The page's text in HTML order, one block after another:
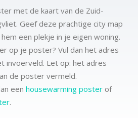
met de kaart van de Zuid-
Geef deze prachtige city map
een plekje in je eigen woning.
op je poster? Vul dan het adres
invoerveld. Let op: het adres
de poster vermeld.
een housewarming poster of
.